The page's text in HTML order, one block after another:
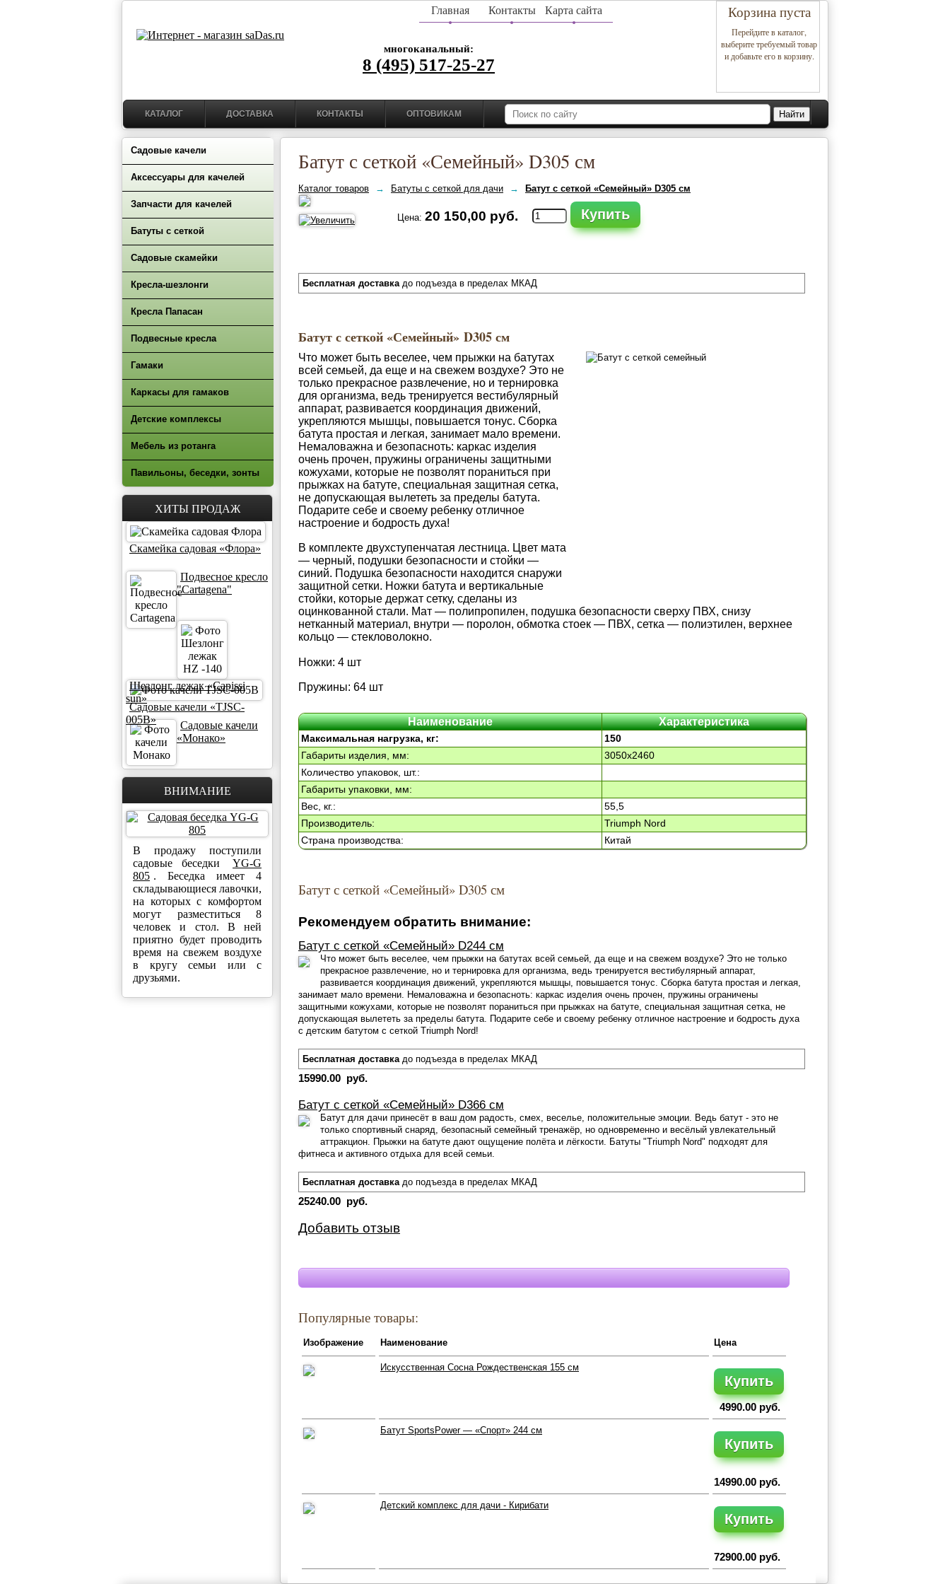
Главная Контакты Карта сайта
многоканальный:
8 (495) 517-25-27
Корзина пуста
Перейдите в каталог,
выберите требуемый товар
и добавьте его в корзину.
КАТАЛОГ ДОСТАВКА КОНТАКТЫ ОПТОВИКАМ
Садовые качели
Аксессуары для качелей
Запчасти для качелей
Батуты с сеткой
Садовые скамейки
Кресла-шезлонги
Кресла Папасан
Подвесные кресла
Гамаки
Каркасы для гамаков
Детские комплексы
Мебель из ротанга
Павильоны, беседки, зонты
ХИТЫ ПРОДАЖ
Скамейка садовая «Флора»
Подвесное кресло
"Cartagena"
Шезлонг лежак «Capissi
sun»
Садовые качели «TJSC-
005B»
Садовые качели
«Монако»
ВНИМАНИЕ
В продажу поступили
садовые беседки
YG-G
805 . Беседка имеет 4
складывающиеся лавочки,
на которых с комфортом
могут разместиться 8
человек и стол. В ней
приятно будет проводить
время на свежем воздухе
в кругу семьи или с
друзьями.
Батут с сеткой «Семейный» D305 см
Каталог товаров → Батуты с сеткой для дачи → Батут с сеткой «Семейный» D305 см
Цена: 20 150,00 руб. Купить
Бесплатная доставкадо подъезда в пределах МКАД
Батут с сеткой «Семейный» D305 см
Что может быть веселее, чем прыжки на батутах
всей семьей, да еще и на свежем воздухе? Это не
только прекрасное развлечение, но и тернировка
для организма, ведь тренируется вестибулярный
аппарат, развивается координация движений,
укрепляются мышцы, повышается тонус. Сборка
батута простая и легкая, занимает мало времени.
Немаловажна и безопасноть: каркас изделия
очень прочен, пружины ограничены защитными
кожухами, которые не позволят пораниться при
прыжках на батуте, специальная защитная сетка,
не допускающая вылететь за пределы батута.
Подарите себе и своему ребенку отличное
настроение и бодрость духа!
В комплекте двухступенчатая лестница. Цвет мата
— черный, подушки безопасности и стойки —
синий. Подушка безопасности находится снаружи
защитной сетки. Ножки батута и вертикальные
стойки, которые держат сетку, сделаны из
оцинкованной стали. Мат — полипропилен, подушка безопасности сверху ПВХ, снизу
нетканный материал, внутри — поролон, обмотка стоек — ПВХ, сетка — полиэтилен, верхнее
кольцо — стекловолокно.
Ножки: 4 шт
Пружины: 64 шт
Наименование Характеристика
Максимальная нагрузка, кг:
150
Габариты изделия, мм:
3050х2460
Количество упаковок, шт.:
Габариты упаковки, мм:
Вес, кг.:
55,5
Производитель:
Triumph Nord
Страна производства:
Китай
Батут с сеткой «Семейный» D305 см
Рекомендуем обратить внимание:
Батут с сеткой «Семейный» D244 см
Что может быть веселее, чем прыжки на батутах всей семьей, да еще и на свежем воздухе? Это не только
прекрасное развлечение, но и тернировка для организма, ведь тренируется вестибулярный аппарат,
развивается координация движений, укрепляются мышцы, повышается тонус. Сборка батута простая и легкая,
занимает мало времени. Немаловажна и безопасноть: каркас изделия очень прочен, пружины ограничены
защитными кожухами, которые не позволят пораниться при прыжках на батуте, специальная защитная сетка, не
допускающая вылететь за пределы батута. Подарите себе и своему ребенку отличное настроение и бодрость духа
с детским батутом с сеткой Triumph Nord!
Бесплатная доставкадо подъезда в пределах МКАД
15990.00 руб.
Батут с сеткой «Семейный» D366 см
Батут для дачи принесёт в ваш дом радость, смех, веселье, положительные эмоции. Ведь батут - это не
только спортивный снаряд, безопасный семейный тренажёр, но одновременно и весёлый увлекательный
аттракцион. Прыжки на батуте дают ощущение полёта и лёгкости. Батуты "Triumph Nord" подходят для
фитнеса и активного отдыха для всей семьи.
Бесплатная доставкадо подъезда в пределах МКАД
25240.00 руб.
Добавить отзыв
Популярные товары:
Изображение Наименование Цена
Искусственная Сосна Рождественская 155 см
Купить
4990.00 руб.
Батут SportsPower — «Спорт» 244 см
Купить
14990.00 руб.
Детский комплекс для дачи - Кирибати
Купить
72900.00 руб.